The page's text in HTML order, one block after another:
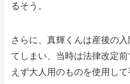
るそう。
さらに、真輝くんは産後の
てしまい、当時は法律改定
えず大人用のものを使用して